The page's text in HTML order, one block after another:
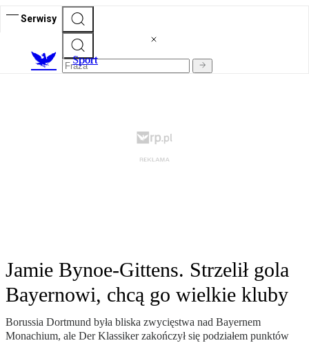
Serwisy
Sport
Jamie Bynoe-Gittens. Strzelił gola
Bayernowi, chcą go wielkie kluby
Borussia Dortmund była bliska zwycięstwa nad Bayernem
Monachium, ale Der Klassiker zakończył się podziałem punktów